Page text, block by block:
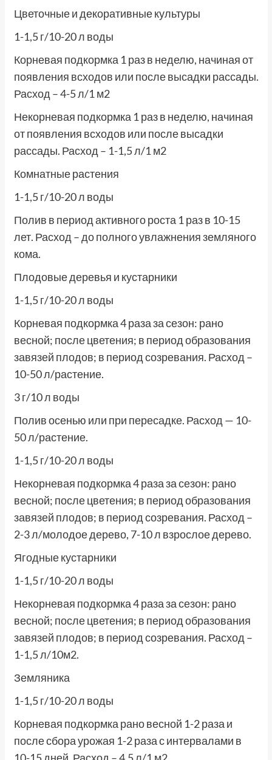
Цветочные и декоративные культуры
1-1,5 г/10-20 л воды
Корневая подкормка 1 раз в неделю, начиная от
появления всходов или после высадки рассады.
Расход – 4-5 л/1 м2
Некорневая подкормка 1 раз в неделю, начиная
от появления всходов или после высадки
рассады. Расход – 1-1,5 л/1 м2
Комнатные растения
1-1,5 г/10-20 л воды
Полив в период активного роста 1 раз в 10-15
лет. Расход – до полного увлажнения земляного
кома.
Плодовые деревья и кустарники
1-1,5 г/10-20 л воды
Корневая подкормка 4 раза за сезон: рано
весной; после цветения; в период образования
завязей плодов; в период созревания. Расход –
10-50 л/растение.
3 г/10 л воды
Полив осенью или при пересадке. Расход — 10-
50 л/растение.
1-1,5 г/10-20 л воды
Некорневая подкормка 4 раза за сезон: рано
весной; после цветения; в период образования
завязей плодов; в период созревания. Расход –
2-3 л/молодое дерево, 7-10 л взрослое дерево.
Ягодные кустарники
1-1,5 г/10-20 л воды
Некорневая подкормка 4 раза за сезон: рано
весной; после цветения; в период образования
завязей плодов; в период созревания. Расход –
1-1,5 л/10м2.
Земляника
1-1,5 г/10-20 л воды
Корневая подкормка рано весной 1-2 раза и
после сбора урожая 1-2 раза с интервалами в